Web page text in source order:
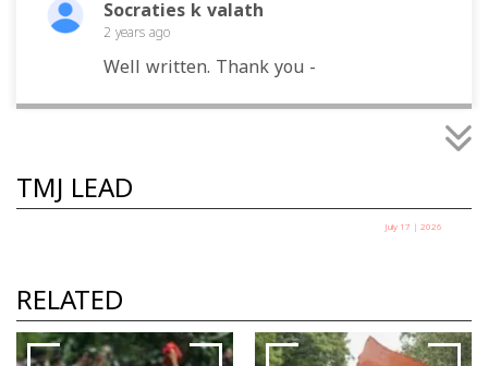
Socraties k valath
2 years ago
Well written. Thank you -
TMJ LEAD
July 17 | 2026
RELATED